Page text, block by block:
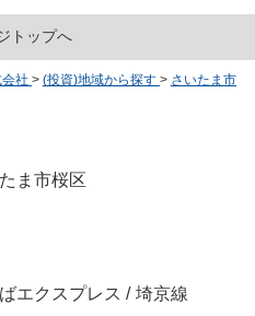
トップへ
社 > (投資)地域から探す > さいたま市
ま市桜区
エクスプレス / 埼京線